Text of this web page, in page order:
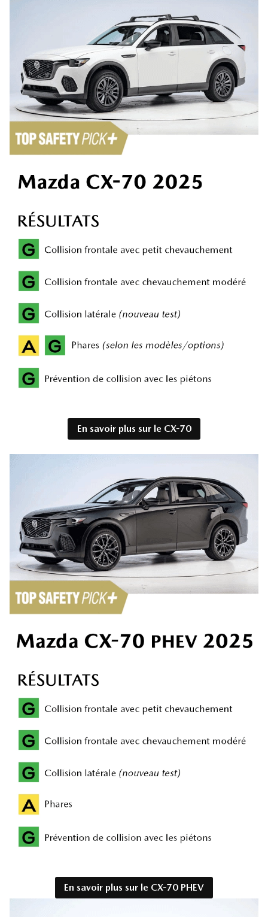
En savoir plus sur le CX-70
En savoir plus sur le CX-70 PHEV